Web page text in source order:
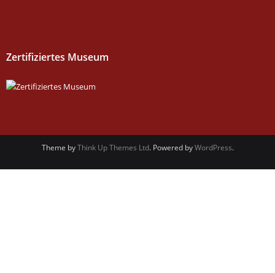
Zertifiziertes Museum
Theme byThink Up Themes Ltd. Powered byWordPress.